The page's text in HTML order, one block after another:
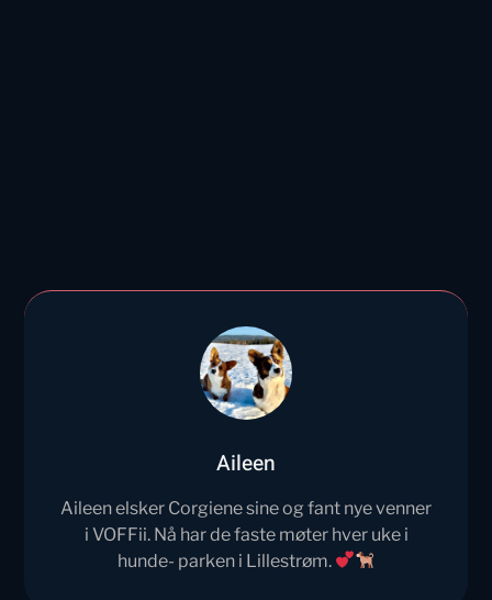
Aileen
Aileen elsker Corgiene sine og fant nye venner
i VOFFii. Nå har de faste møter hver uke i
hunde- parken i Lillestrøm.